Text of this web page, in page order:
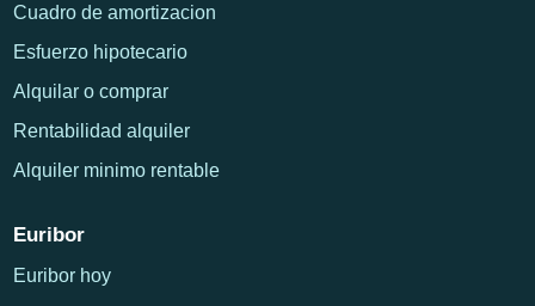
Cuadro de amortizacion
Esfuerzo hipotecario
Alquilar o comprar
Rentabilidad alquiler
Alquiler minimo rentable
Euribor
Euribor hoy